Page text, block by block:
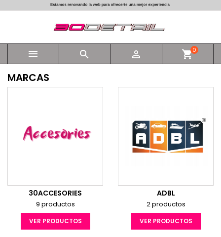
   shopping_cart0
MARCAS
30ACCESORIES
9 productos
VER PRODUCTOS
ADBL
2 productos
VER PRODUCTOS